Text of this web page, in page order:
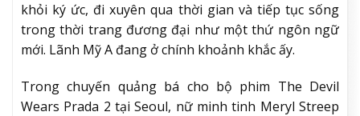
khỏi ký ức, đi xuyên qua thời gian và tiếp tục sống
trong thời trang đương đại như một thứ ngôn ngữ
mới. Lãnh Mỹ A đang ở chính khoảnh khắc ấy.
Trong chuyến quảng bá cho bộ phim The Devil
Wears Prada 2 tại Seoul, nữ minh tinh Meryl Streep